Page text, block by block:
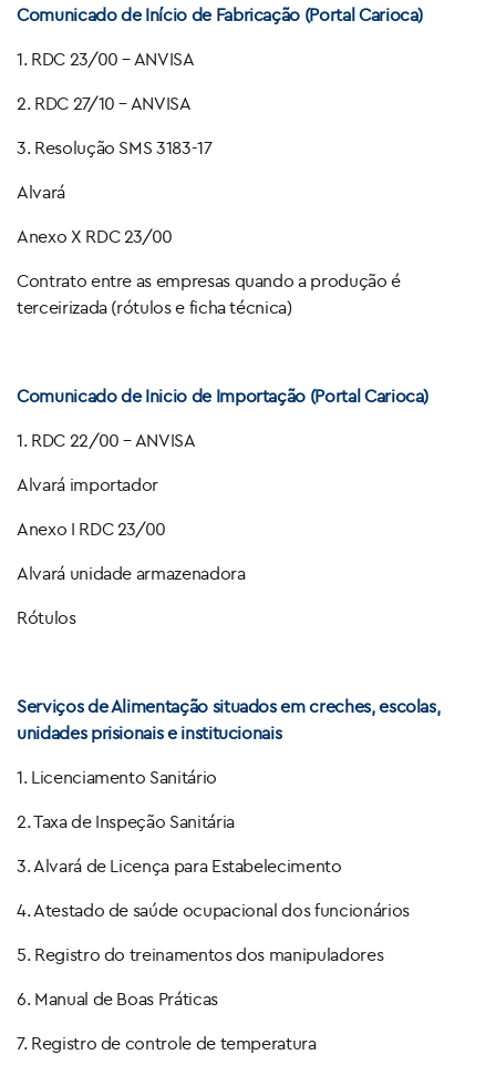
Comunicado de Início de Fabricação (Portal Carioca)
1. RDC 23/00 – ANVISA
2. RDC 27/10 – ANVISA
3. Resolução SMS 3183-17
Alvará
Anexo X RDC 23/00
Contrato entre as empresas quando a produção é
terceirizada (rótulos e ficha técnica)
Comunicado de Inicio de Importação (Portal Carioca)
1. RDC 22/00 – ANVISA
Alvará importador
Anexo I RDC 23/00
Alvará unidade armazenadora
Rótulos
Serviços de Alimentação situados em creches, escolas,
unidades prisionais e institucionais
1. Licenciamento Sanitário
2. Taxa de Inspeção Sanitária
3. Alvará de Licença para Estabelecimento
4. Atestado de saúde ocupacional dos funcionários
5. Registro do treinamentos dos manipuladores
6. Manual de Boas Práticas
7. Registro de controle de temperatura